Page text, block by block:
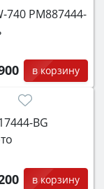
740 PM887444-
в корзину
BG
в корзину